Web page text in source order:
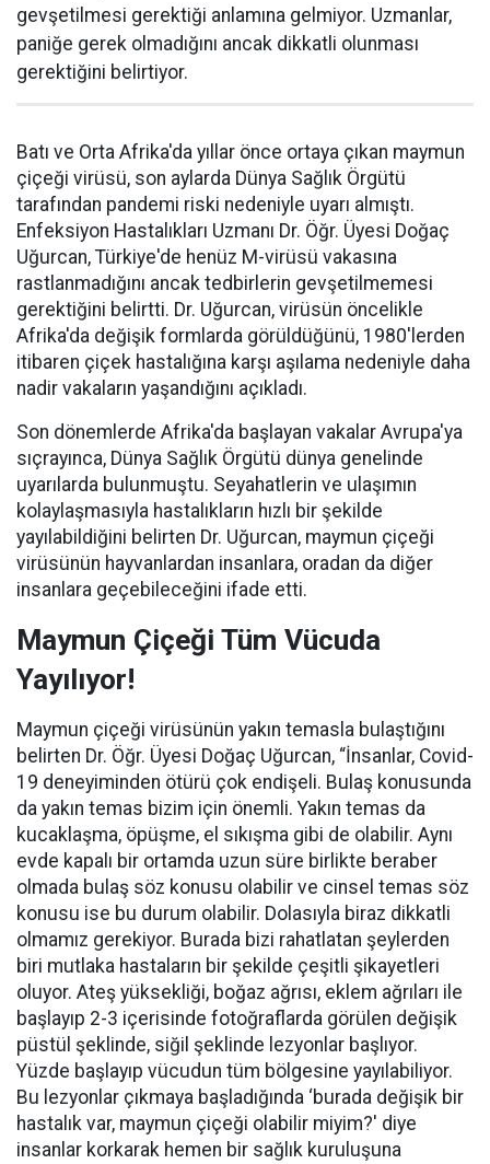
gevşetilmesi gerektiği anlamına gelmiyor. Uzmanlar,
paniğe gerek olmadığını ancak dikkatli olunması
gerektiğini belirtiyor.
Batı ve Orta Afrika'da yıllar önce ortaya çıkan maymun
çiçeği virüsü, son aylarda Dünya Sağlık Örgütü
tarafından pandemi riski nedeniyle uyarı almıştı.
Enfeksiyon Hastalıkları Uzmanı Dr. Öğr. Üyesi Doğaç
Uğurcan, Türkiye'de henüz M-virüsü vakasına
rastlanmadığını ancak tedbirlerin gevşetilmemesi
gerektiğini belirtti. Dr. Uğurcan, virüsün öncelikle
Afrika'da değişik formlarda görüldüğünü, 1980'lerden
itibaren çiçek hastalığına karşı aşılama nedeniyle daha
nadir vakaların yaşandığını açıkladı.
Son dönemlerde Afrika'da başlayan vakalar Avrupa'ya
sıçrayınca, Dünya Sağlık Örgütü dünya genelinde
uyarılarda bulunmuştu. Seyahatlerin ve ulaşımın
kolaylaşmasıyla hastalıkların hızlı bir şekilde
yayılabildiğini belirten Dr. Uğurcan, maymun çiçeği
virüsünün hayvanlardan insanlara, oradan da diğer
insanlara geçebileceğini ifade etti.
Maymun Çiçeği Tüm Vücuda
Yayılıyor!
Maymun çiçeği virüsünün yakın temasla bulaştığını
belirten Dr. Öğr. Üyesi Doğaç Uğurcan, “İnsanlar, Covid-
19 deneyiminden ötürü çok endişeli. Bulaş konusunda
da yakın temas bizim için önemli. Yakın temas da
kucaklaşma, öpüşme, el sıkışma gibi de olabilir. Aynı
evde kapalı bir ortamda uzun süre birlikte beraber
olmada bulaş söz konusu olabilir ve cinsel temas söz
konusu ise bu durum olabilir. Dolasıyla biraz dikkatli
olmamız gerekiyor. Burada bizi rahatlatan şeylerden
biri mutlaka hastaların bir şekilde çeşitli şikayetleri
oluyor. Ateş yüksekliği, boğaz ağrısı, eklem ağrıları ile
başlayıp 2-3 içerisinde fotoğraflarda görülen değişik
püstül şeklinde, siğil şeklinde lezyonlar başlıyor.
Yüzde başlayıp vücudun tüm bölgesine yayılabiliyor.
Bu lezyonlar çıkmaya başladığında ‘burada değişik bir
hastalık var, maymun çiçeği olabilir miyim?' diye
insanlar korkarak hemen bir sağlık kuruluşuna